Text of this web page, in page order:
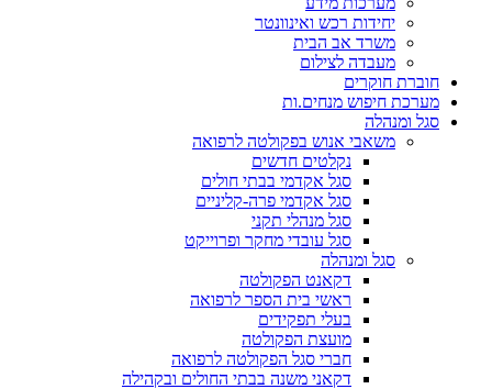
יחידות רכש ואינוונטר
משרד אב הבית
מעבדה לצילום
חוברת חוקרים
מערכת חיפוש מנחים.ות
סגל ומנהלה
משאבי אנוש בפקולטה לרפואה
נקלטים חדשים
סגל אקדמי בבתי חולים
סגל אקדמי פרה-קליניים
סגל מנהלי תקני
סגל עובדי מחקר ופרוייקט
סגל ומנהלה
דקאנט הפקולטה
ראשי בית הספר לרפואה
בעלי תפקידים
מועצת הפקולטה
חברי סגל הפקולטה לרפואה
דקאני משנה בבתי החולים ובקהילה